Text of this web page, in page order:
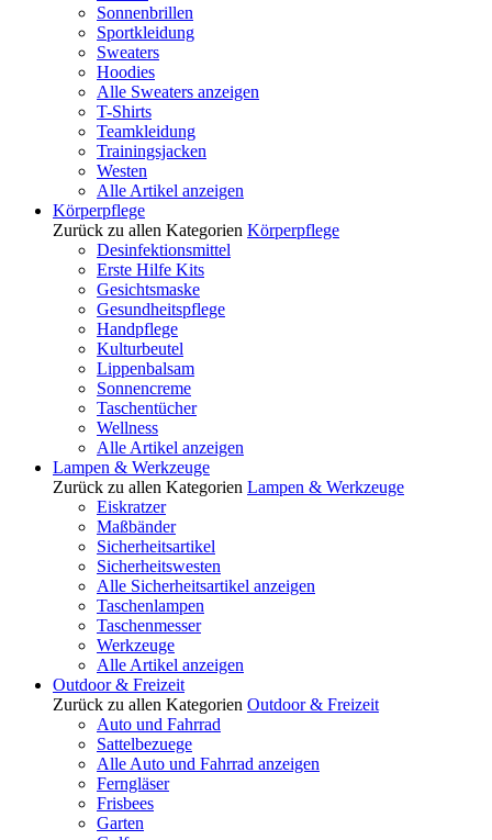
Sonnenbrillen
Sportkleidung
Sweaters
Hoodies
Alle Sweaters anzeigen
T-Shirts
Teamkleidung
Trainingsjacken
Westen
Alle Artikel anzeigen
Körperpflege
Zurück zu allen Kategorien Körperpflege
Desinfektionsmittel
Erste Hilfe Kits
Gesichtsmaske
Gesundheitspflege
Handpflege
Kulturbeutel
Lippenbalsam
Sonnencreme
Taschentücher
Wellness
Alle Artikel anzeigen
Lampen & Werkzeuge
Zurück zu allen Kategorien Lampen & Werkzeuge
Eiskratzer
Maßbänder
Sicherheitsartikel
Sicherheitswesten
Alle Sicherheitsartikel anzeigen
Taschenlampen
Taschenmesser
Werkzeuge
Alle Artikel anzeigen
Outdoor & Freizeit
Zurück zu allen Kategorien Outdoor & Freizeit
Auto und Fahrrad
Sattelbezuege
Alle Auto und Fahrrad anzeigen
Ferngläser
Frisbees
Garten